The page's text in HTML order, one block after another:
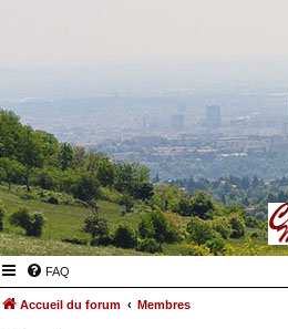
FAQ
Accueil du forum Membres